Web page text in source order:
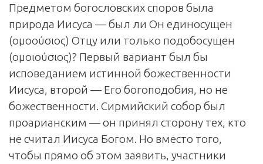
Предметом богословских споров была
природа Иисуса — был ли Он единосущен
(ομοούσιος) Отцу или только подобосущен
(ομοιούσιος)? Первый вариант был бы
исповеданием истинной божественности
Иисуса, второй — Его богоподобия, но не
божественности. Сирмийский собор был
проарианским — он принял сторону тех, кто
не считал Иисуса Богом. Но вместо того,
чтобы прямо об этом заявить, участники